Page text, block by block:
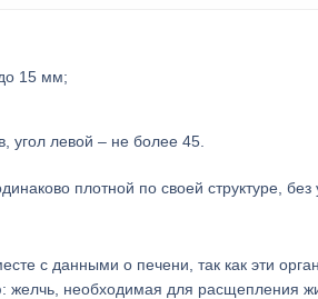
15 мм;
угол левой – не более 45.
плотной по своей структуре, без
с данными о печени, так как эти
необходимая для расщепления